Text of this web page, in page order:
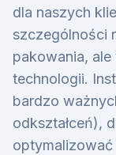
dla naszych
szczególności
pakowania,
technologii.
bardzo
odkształceń),